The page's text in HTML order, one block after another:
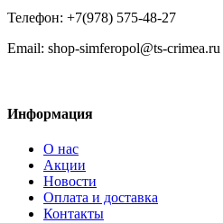
Телефон: +7(978) 575-48-27
Email: shop-simferopol@ts-crimea.ru
Информация
О нас
Акции
Новости
Оплата и доставка
Контакты